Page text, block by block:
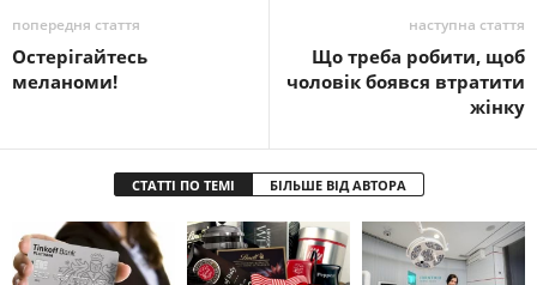
попередня стаття
Остерігайтесь
меланоми!
наступна стаття
Що треба робити, щоб
чоловік боявся втратити
жінку
СТАТТІ ПО ТЕМІ БІЛЬШЕ ВІД АВТОРА